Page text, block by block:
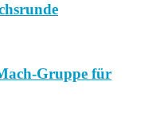
Gruppe für